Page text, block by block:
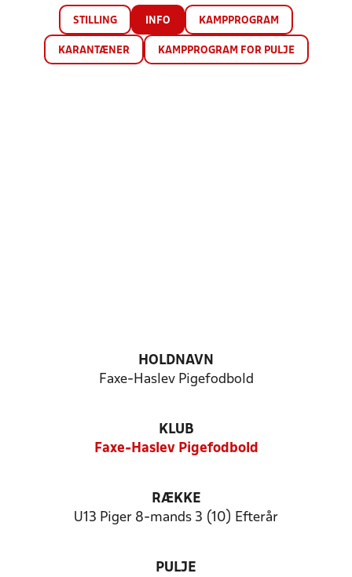
STILLING INFO KAMPPROGRAM
KARANTÆNER KAMPPROGRAM FOR PULJE
HOLDNAVN
Faxe-Haslev Pigefodbold
KLUB
Faxe-Haslev Pigefodbold
RÆKKE
U13 Piger 8-mands 3 (10) Efterår
PULJE